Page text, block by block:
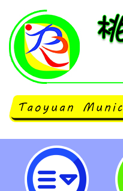
大湳森林公園